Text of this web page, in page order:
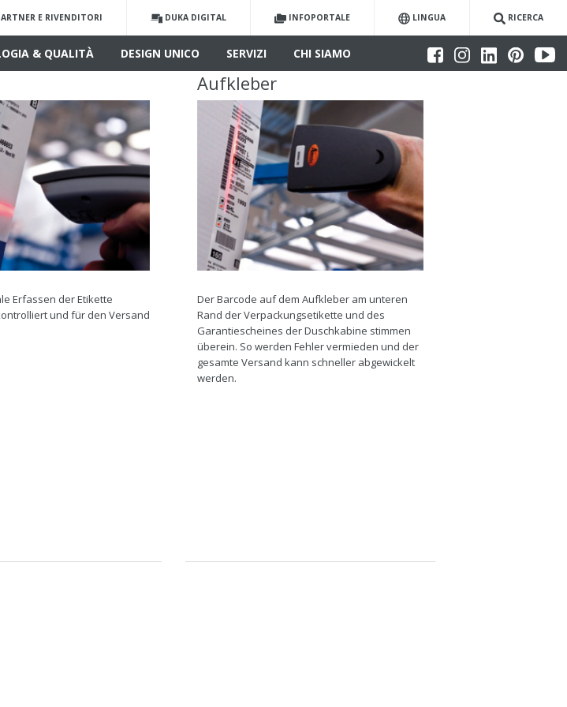
E RIVENDITORI DUKA DIGITAL INFOPORTALE LINGUA RICERCA
& QUALITÀ DESIGN UNICO SERVIZI CHI SIAMO
Erfassen der Etikette
und für den Versand
Aufkleber
Der Barcode auf dem Aufkleber am unteren
Rand der Verpackungsetikette und des
Garantiescheines der Duschkabine stimmen
überein. So werden Fehler vermieden und der
gesamte Versand kann schneller abgewickelt
werden.